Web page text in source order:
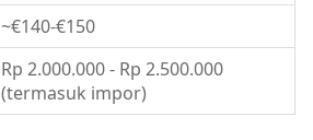
~€140-€150
Rp 2.000.000 - Rp 2.500.000
(termasuk impor)